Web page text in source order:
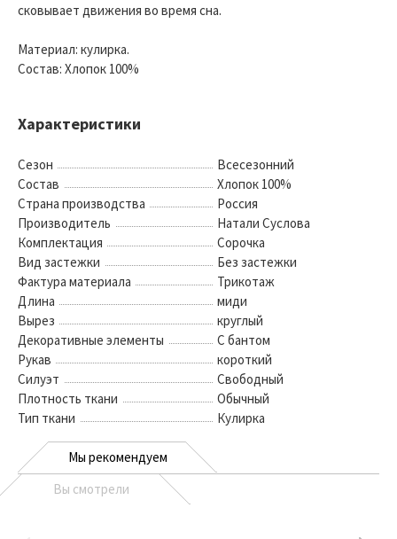
сковывает движения во время сна.
Материал: кулирка.
Состав: Хлопок 100%
Характеристики
Сезон
Всесезонний
Состав
Хлопок 100%
Страна производства
Россия
Производитель
Натали Суслова
Комплектация
Сорочка
Вид застежки
Без застежки
Фактура материала
Трикотаж
Длина
миди
Вырез
круглый
Декоративные элементы
С бантом
Рукав
короткий
Силуэт
Свободный
Плотность ткани
Обычный
Тип ткани
Кулирка
Мы рекомендуем
Вы смотрели